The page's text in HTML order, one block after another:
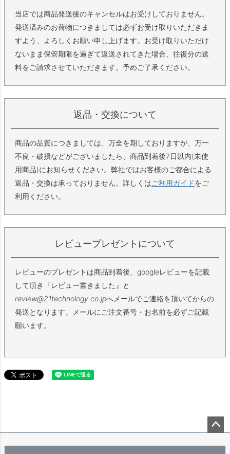
当店では商品発送後のキャンセルはお受けしておりません。
発送済みのお荷物につきましては必ずお受け取りいただきま
すよう、よろしくお願い申し上げます。お受け取りいただけ
ないまま保管期限を過ぎて返送されてきた場合、往復分の送
料をご請求させていただきます。予めご了承ください。
返品・交換について
商品の品質につきましては、万全を期しておりますが、万一
不良・破損などがございましたら、商品到着後7日以内(未使
用商品)にお知らせください。弊社ではお客様のご都合による
返品・交換は承っておりません。詳しくはご利用ガイドをご
利用ください。
レビュープレゼントについて
レビューのプレゼントは商品到着後、googleレビューを記載
して頂き『レビュー書きました』と
review@21technology.co.jpへメールでご連絡を頂いてからの
発送となります。メールにご注文番号・お名前を必ずご記載
願います。